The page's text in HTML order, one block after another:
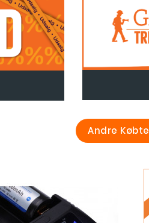
Andre Købte